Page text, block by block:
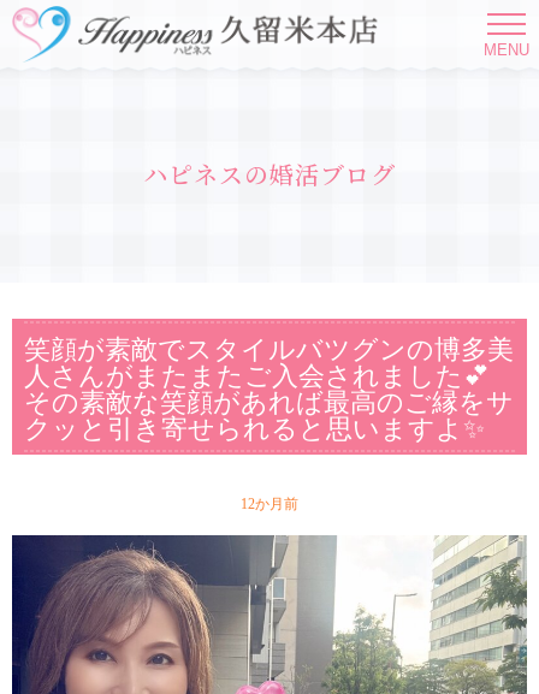
MENU
ハピネスの婚活ブログ
笑顔が素敵でスタイルバツグンの博多美
人さんがまたまたご入会されました💕
その素敵な笑顔があれば最高のご縁をサ
クッと引き寄せられると思いますよ✨
12か月前